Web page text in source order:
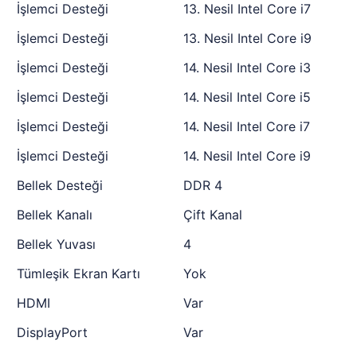
İşlemci Desteği
13. Nesil Intel Core i7
İşlemci Desteği
13. Nesil Intel Core i9
İşlemci Desteği
14. Nesil Intel Core i3
İşlemci Desteği
14. Nesil Intel Core i5
İşlemci Desteği
14. Nesil Intel Core i7
İşlemci Desteği
14. Nesil Intel Core i9
Bellek Desteği
DDR 4
Bellek Kanalı
Çift Kanal
Bellek Yuvası
4
Tümleşik Ekran Kartı
Yok
HDMI
Var
DisplayPort
Var